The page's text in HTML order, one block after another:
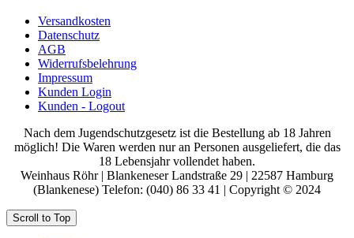
Versandkosten
Datenschutz
AGB
Widerrufsbelehrung
Impressum
Kunden Login
Kunden - Logout
Nach dem Jugendschutzgesetz ist die Bestellung ab 18 Jahren
möglich! Die Waren werden nur an Personen ausgeliefert, die das
18 Lebensjahr vollendet haben.
Weinhaus Röhr | Blankeneser Landstraße 29 | 22587 Hamburg
(Blankenese) Telefon: (040) 86 33 41 | Copyright © 2024
Scroll to Top